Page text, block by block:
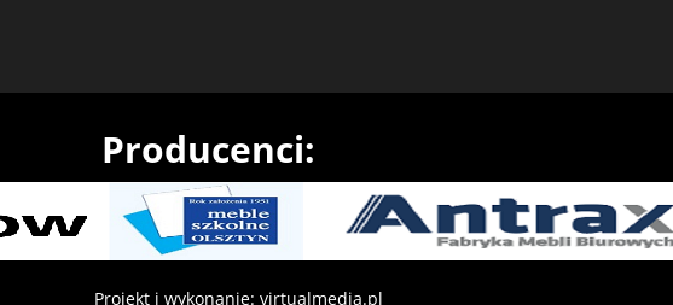
Producenci:
Projekt i wykonanie: virtualmedia.pl